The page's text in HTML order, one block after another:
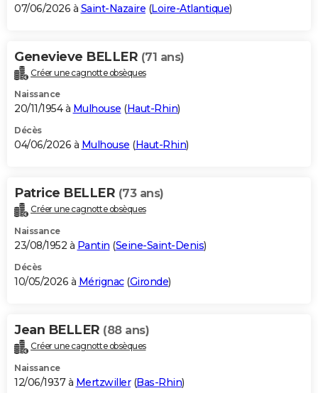
07/06/2026 à Saint-Nazaire (Loire-Atlantique)
Genevieve BELLER (71 ans)
Créer une cagnotte obsèques
Naissance
20/11/1954 à Mulhouse (Haut-Rhin)
Décès
04/06/2026 à Mulhouse (Haut-Rhin)
Patrice BELLER (73 ans)
Créer une cagnotte obsèques
Naissance
23/08/1952 à Pantin (Seine-Saint-Denis)
Décès
10/05/2026 à Mérignac(Gironde)
Jean BELLER (88 ans)
Créer une cagnotte obsèques
Naissance
12/06/1937 à Mertzwiller(Bas-Rhin)